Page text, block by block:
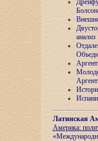
анализ
Латинская
Америка: